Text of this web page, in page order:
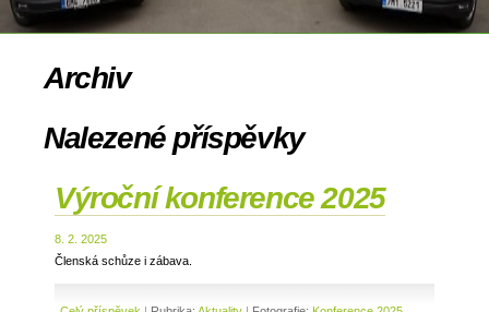
Archiv
Nalezené příspěvky
Výroční konference 2025
8. 2. 2025
Členská schůze i zábava.